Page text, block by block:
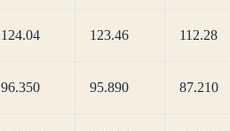
124.04 123.46 112.28
96.350 95.890 87.210